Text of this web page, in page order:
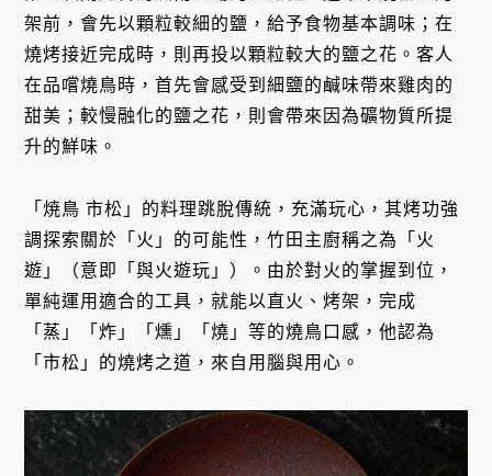
架前，會先以顆粒較細的鹽，給予食物基本調味；在
燒烤接近完成時，則再投以顆粒較大的鹽之花。客人
在品嚐燒鳥時，首先會感受到細鹽的鹹味帶來雞肉的
甜美；較慢融化的鹽之花，則會帶來因為礦物質所提
升的鮮味。
「焼鳥 市松」的料理跳脫傳統，充滿玩心，其烤功強
調探索關於「火」的可能性，竹田主廚稱之為「火
遊」（意即「與火遊玩」）。由於對火的掌握到位，
單純運用適合的工具，就能以直火、烤架，完成
「蒸」「炸」「燻」「燒」等的燒鳥口感，他認為
「市松」的燒烤之道，來自用腦與用心。